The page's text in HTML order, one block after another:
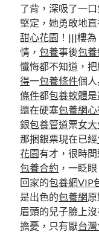
了背，深吸了一
堅定，她勇敢地
甜心花園 ！|||樓
情，包養事後包
懺悔都不知道，
得一包養條件個
條件都包養軟體
還在硬塞包養網
銀包養管道票女
那捆銀票現在已經
花園有才，很時
包養合約 ，一眨
回家的包養網VIP
是出色的包養網
眉頭的兒子臉上
擔憂，只有厭台